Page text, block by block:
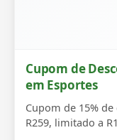
Cupom de
em Esportes
Cupom de 15%
R259, limitado a